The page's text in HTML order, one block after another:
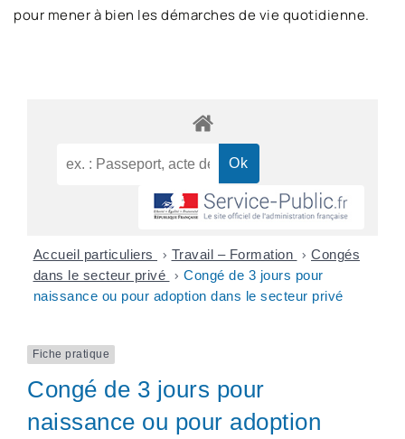
pour mener à bien les démarches de vie quotidienne.
Accueil particuliers > Travail – Formation > Congés
dans le secteur privé > Congé de 3 jours pour
naissance ou pour adoption dans le secteur privé
Fiche pratique
Congé de 3 jours pour
naissance ou pour adoption